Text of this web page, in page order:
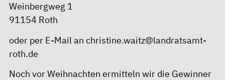
Weinbergweg 1
91154 Roth
oder per E-Mail an christine.waitz@landratsamt-
roth.de
Noch vor Weihnachten ermitteln wir die Gewinner